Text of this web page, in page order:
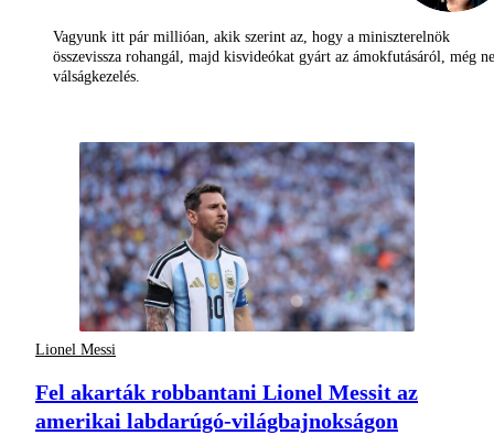
Vagyunk itt pár millióan, akik szerint az, hogy a miniszterelnök
összevissza rohangál, majd kisvideókat gyárt az ámokfutásáról, még
válságkezelés.
Lionel Messi
Fel akarták robbantani Lionel Messit az
amerikai labdarúgó-világbajnokságon